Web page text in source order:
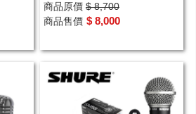
鼓麥克風
商品原價 $ 8,700
商品售價 $ 8,000